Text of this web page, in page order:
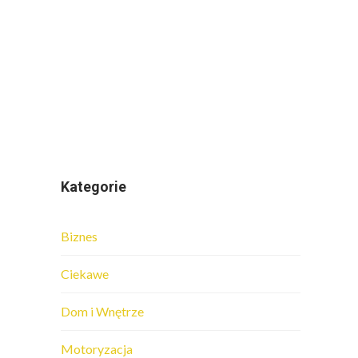
Kategorie
Biznes
Ciekawe
Dom i Wnętrze
Motoryzacja